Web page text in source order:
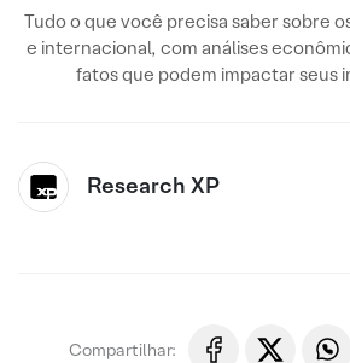
Tudo o que você precisa saber sobre
e internacional, com análises
fatos que podem impactar seus
Research XP
Compartilhar: